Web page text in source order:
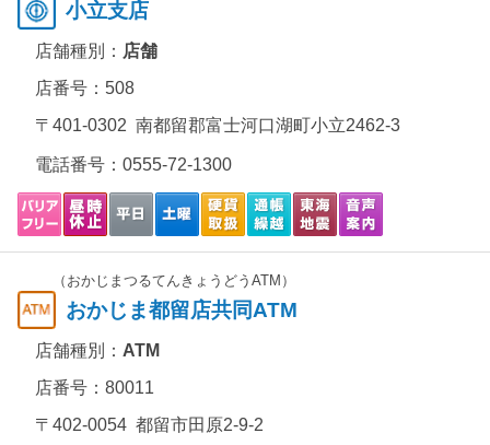
小立支店
店舗種別： 店舗
店番号：508
〒401-0302 南都留郡富士河口湖町小立2462-3
電話番号： 0555-72-1300
（おかじまつるてんきょうどうATM）
おかじま都留店共同ATM
店舗種別： ATM
店番号：80011
〒402-0054 都留市田原2-9-2